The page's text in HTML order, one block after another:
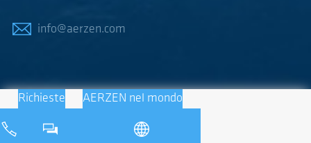
info@aerzen.com
Richieste AERZEN nel mondo